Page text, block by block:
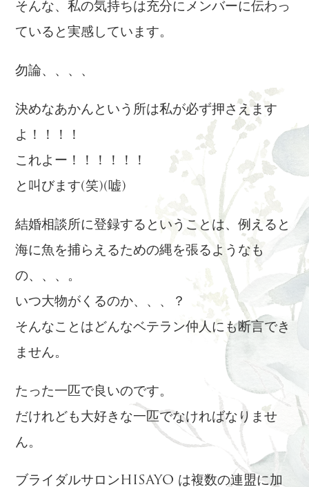
そんな、私の気持ちは充分にメンバーに伝わっ
ていると実感しています。
勿論、、、、
決めなあかんという所は私が必ず押さえます
よ！！！！
これよー！！！！！！
と叫びます(笑)(嘘)
結婚相談所に登録するということは、例えると
海に魚を捕らえるための縄を張るようなも
の、、、。
いつ大物がくるのか、、、？
そんなことはどんなベテラン仲人にも断言でき
ません。
たった一匹で良いのです。
だけれども大好きな一匹でなければなりませ
ん。
ブライダルサロンHISAYO は複数の連盟に加